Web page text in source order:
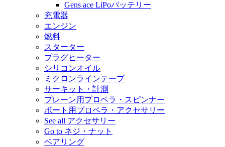
Gens ace LiPoバッテリー
充電器
エンジン
燃料
スターター
プラグヒーター
シリコンオイル
ミクロンラインテープ
サーキット・計測
プレーン用プロペラ・スピンナー
ボート用プロペラ・アクセサリー
See all アクセサリー
Go to ネジ・ナット
ベアリング